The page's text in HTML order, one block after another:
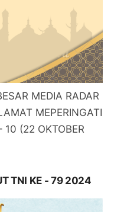
MEDIA RADAR
MEPERINGATI
10 (22 OKTOBER
TNI KE - 79 2024